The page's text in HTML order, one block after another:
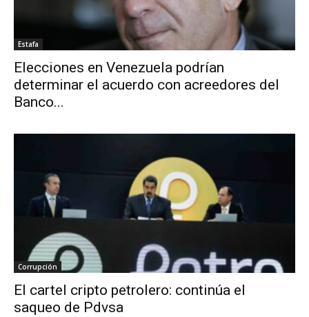
Estafa
Elecciones en Venezuela podrían
determinar el acuerdo con acreedores del
Banco...
Corrupción
El cartel cripto petrolero: continúa el
saqueo de Pdvsa